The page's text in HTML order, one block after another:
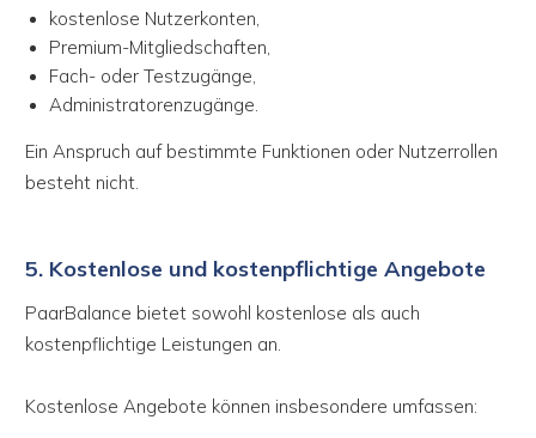
kostenlose Nutzerkonten,
Premium-Mitgliedschaften,
Fach- oder Testzugänge,
Administratorenzugänge.
Ein Anspruch auf bestimmte Funktionen oder Nutzerrollen
besteht nicht.
5. Kostenlose und kostenpflichtige Angebote
PaarBalance bietet sowohl kostenlose als auch
kostenpflichtige Leistungen an.
Kostenlose Angebote können insbesondere umfassen: